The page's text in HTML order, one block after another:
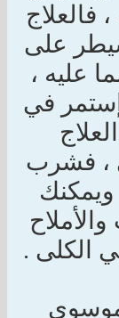
فالعلاج
على
عليه ،
في
، فشرب
ويمكنك
الكلى .